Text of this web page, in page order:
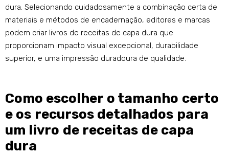
dura. Selecionando cuidadosamente a combinação certa de
materiais e métodos de encadernação, editores e marcas
podem criar livros de receitas de capa dura que
proporcionam impacto visual excepcional, durabilidade
superior, e uma impressão duradoura de qualidade.
Como escolher o tamanho certo
e os recursos detalhados para
um livro de receitas de capa
dura